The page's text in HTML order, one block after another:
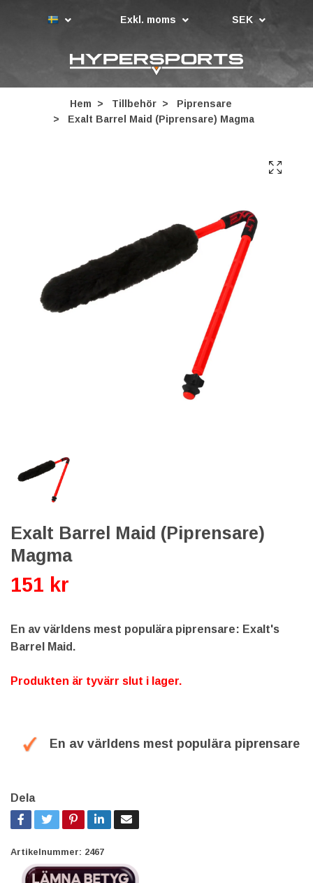
Exkl. moms SEK
Hem Tillbehör
Piprensare
Exalt Barrel Maid (Piprensare) Magma
Exalt Barrel Maid (Piprensare)
Magma
151 kr
En av världens mest populära piprensare: Exalt's
Barrel Maid.
Produkten är tyvärr slut i lager.
En av världens mest populära piprensare
Dela
Artikelnummer: 2467